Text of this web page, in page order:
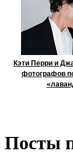
Кэти Перри и
фотографов
Посты